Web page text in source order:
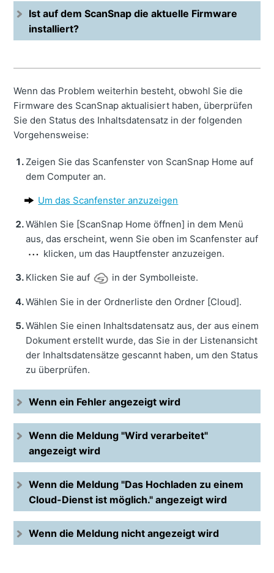
Ist auf dem ScanSnap die aktuelle Firmware
installiert?
Wenn das Problem weiterhin besteht, obwohl Sie die
Firmware des ScanSnap aktualisiert haben, überprüfen
Sie den Status des Inhaltsdatensatz in der folgenden
Vorgehensweise:
Zeigen Sie das Scanfenster von ScanSnap Home auf
dem Computer an.
Um das Scanfenster anzuzeigen
Wählen Sie [ScanSnap Home öffnen] in dem Menü
aus, das erscheint, wenn Sie oben im Scanfenster auf
klicken, um das Hauptfenster anzuzeigen.
Klicken Sie auf in der Symbolleiste.
Wählen Sie in der Ordnerliste den Ordner [Cloud].
Wählen Sie einen Inhaltsdatensatz aus, der aus einem
Dokument erstellt wurde, das Sie in der Listenansicht
der Inhaltsdatensätze gescannt haben, um den Status
zu überprüfen.
Wenn ein Fehler angezeigt wird
Wenn die Meldung "Wird verarbeitet"
angezeigt wird
Wenn die Meldung "Das Hochladen zu einem
Cloud-Dienst ist möglich." angezeigt wird
Wenn die Meldung nicht angezeigt wird